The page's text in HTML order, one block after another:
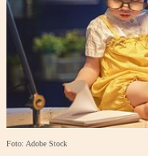
Foto: Adobe Stock